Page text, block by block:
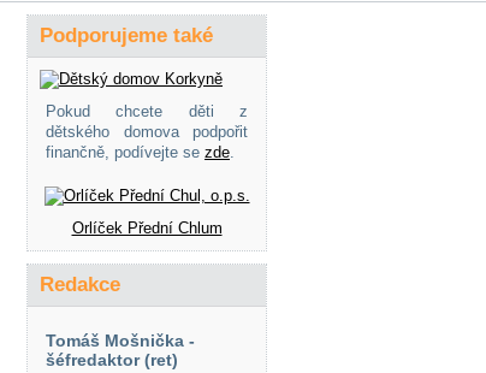
Podporujeme také
Pokud chcete děti z
dětského domova podpořit
finančně, podívejte se zde.
Orlíček Přední Chlum
Redakce
Tomáš Mošnička -
šéfredaktor (ret)